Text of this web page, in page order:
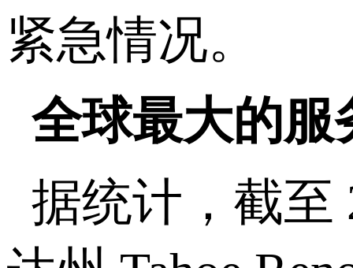
紧急情况。
全球最大的服
据统计，截至